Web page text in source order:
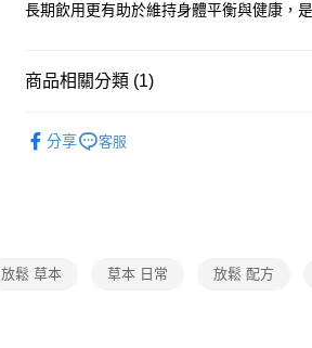
長期飲用更有助於維持身體平衡與健康，
商品相關分類 (1)
分享
客服
放鬆 草本 草本 日常 放鬆 配方